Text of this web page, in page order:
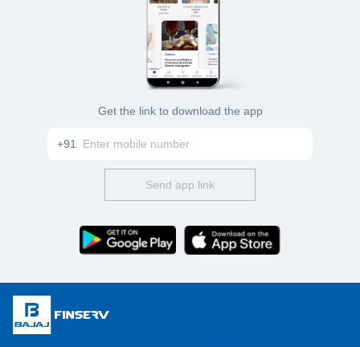
Get the link to download the app
+91
Send app link